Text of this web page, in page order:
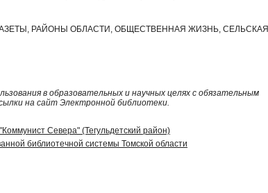
ГАЗЕТЫ, РАЙОНЫ ОБЛАСТИ, ОБЩЕСТВЕННАЯ ЖИЗНЬ, СЕЛЬСКАЯ
в образовательных и научных целях с обязательным
на сайт Электронной библиотеки.
Севера" (Тегульдетский район)
библиотечной системы Томской области